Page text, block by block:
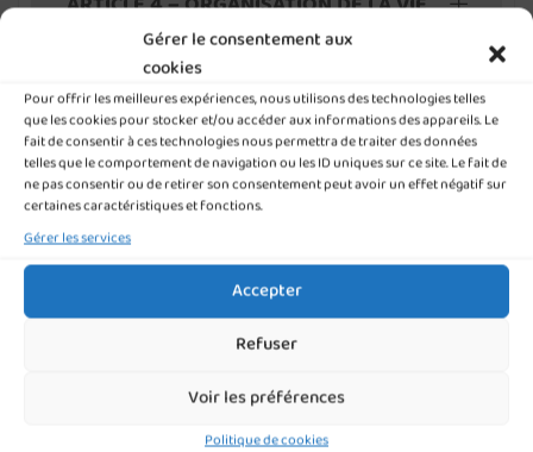
Gérer le consentement aux
cookies
Pour offrir les meilleures expériences, nous utilisons des technologies telles
que les cookies pour stocker et/ou accéder aux informations des appareils. Le
fait de consentir à ces technologies nous permettra de traiter des données
telles que le comportement de navigation ou les ID uniques sur ce site. Le fait de
ne pas consentir ou de retirer son consentement peut avoir un effet négatif sur
certaines caractéristiques et fonctions.
Gérer les services
Accepter
Refuser
Voir les préférences
Politique de cookies
SCOLAIRE
ARTICLE 5 – EVALUATIONS, TRAVAIL
PERSONNEL
ARTICLE 6 – PUNITIONS SCOLAIRES ET
SANCTIONS DISCIPLINAIRES
ARTICLE 7 – SERVICES INTERNES